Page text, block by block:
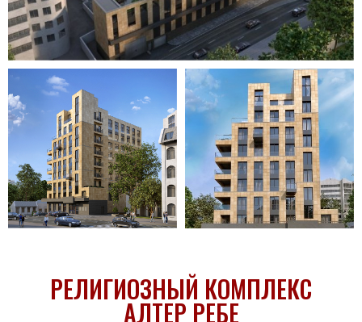
РЕЛИГИОЗНЫЙ КОМПЛЕКС
АЛТЕР РЕБЕ